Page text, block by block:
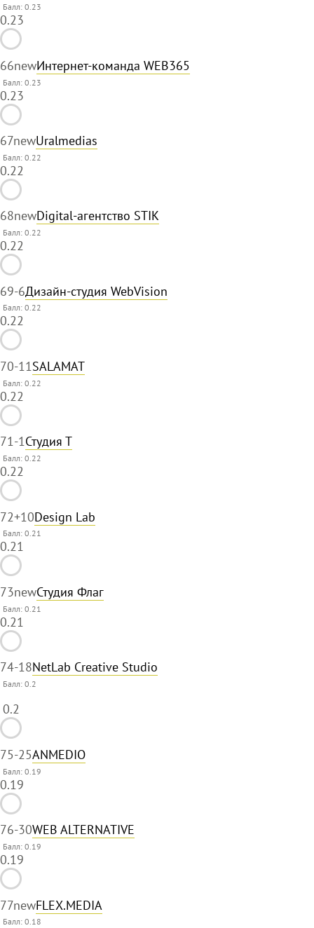
Балл: 0.23
0.23
66newИнтернет-команда WEB365
Балл: 0.23
0.23
67newUralmedias
Балл: 0.22
0.22
68newDigital-агентство STIK
Балл: 0.22
0.22
69-6Дизайн-студия WebVision
Балл: 0.22
0.22
70-11SALAMAT
Балл: 0.22
0.22
71-1Студия Т
Балл: 0.22
0.22
72+10Design Lab
Балл: 0.21
0.21
73newСтудия Флаг
Балл: 0.21
0.21
74-18NetLab Creative Studio
Балл:0.2
0.2
75-25ANMEDIO
Балл: 0.19
0.19
76-30WEB ALTERNATIVE
Балл: 0.19
0.19
77newFLEX.MEDIA
Балл: 0.18